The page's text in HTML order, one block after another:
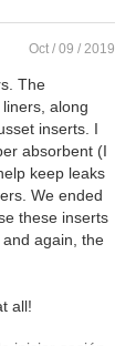
Oct / 09 / 2019
The
along
inserts. I
absorbent (I
keep leaks
We ended
these inserts
again, the
all!